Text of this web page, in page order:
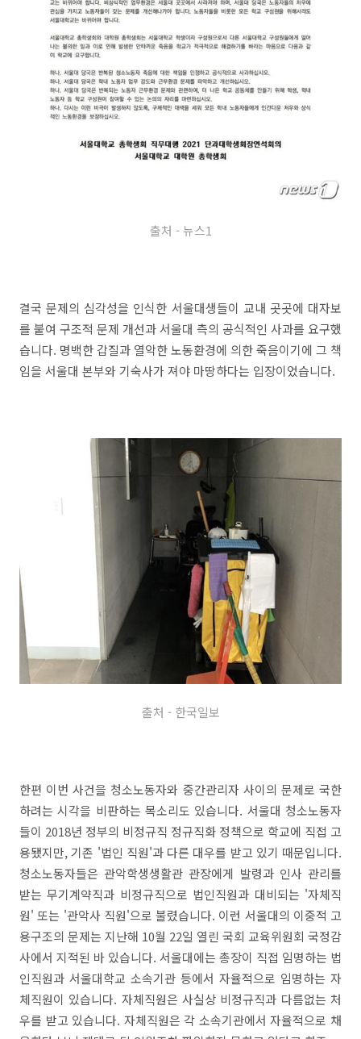
출처 - 뉴스1
결국 문제의 심각성을 인식한 서울대생들이 교내 곳곳에 대자보
를 붙여 구조적 문제 개선과 서울대 측의 공식적인 사과를 요구했
습니다. 명백한 갑질과 열악한 노동환경에 의한 죽음이기에 그 책
임을 서울대 본부와 기숙사가 져야 마땅하다는 입장이었습니다.
출처 - 한국일보
한편 이번 사건을 청소노동자와 중간관리자 사이의 문제로 국한
하려는 시각을 비판하는 목소리도 있습니다. 서울대 청소노동자
들이 2018년 정부의 비정규직 정규직화 정책으로 학교에 직접 고
용됐지만, 기존 '법인 직원'과 다른 대우를 받고 있기 때문입니다.
청소노동자들은 관악학생생활관 관장에게 발령과 인사 관리를
받는 무기계약직과 비정규직으로 법인직원과 대비되는 '자체직
원' 또는 '관악사 직원'으로 불렸습니다. 이런 서울대의 이중적 고
용구조의 문제는 지난해 10월 22일 열린 국회 교육위원회 국정감
사에서 지적된 바 있습니다. 서울대에는 총장이 직접 임명하는 법
인직원과 서울대학교 소속기관 등에서 자율적으로 임명하는 자
체직원이 있습니다. 자체직원은 사실상 비정규직과 다름없는 처
우를 받고 있습니다. 자체직원은 각 소속기관에서 자율적으로 채